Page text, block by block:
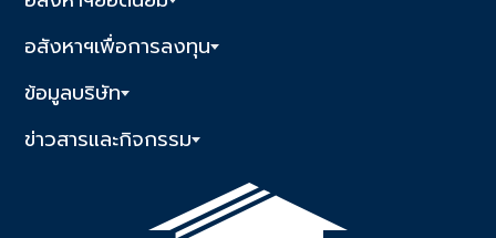
อสังหาฯเพื่อการลงทุน
ข้อมูลบริษัท
ข่าวสารและกิจกรรม